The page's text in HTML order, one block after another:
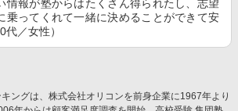
情報が塾からはたくさん得られたし、志望
乗ってくれて一緒に決めることができて安
／女性）
ングは、株式会社オリコンを前身企業に1967年より